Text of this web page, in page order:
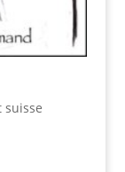
suisse